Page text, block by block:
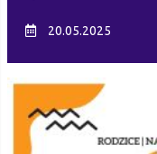
20.05.2025